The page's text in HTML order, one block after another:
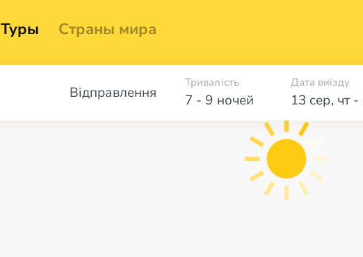
Туры Страны мира
Відправлення 7 - 9 ночей
Тривалість Дата виїзду
13 сер, чт-